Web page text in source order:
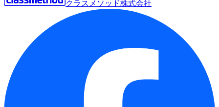
クラスメソッド株式会社